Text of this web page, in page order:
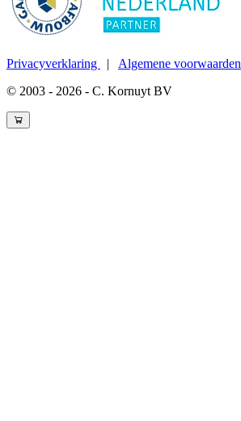
Privacyverklaring | Algemene voorwaarden
© 2003 - 2026 - C. Kornuyt BV